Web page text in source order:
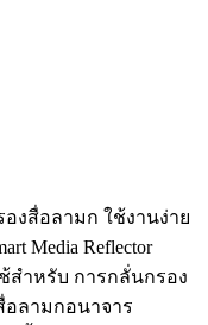
องสื่อลามก ใช้งานง่าย
Media Reflector
สำหรับ การกลั่นกรอง
อลามกอนาจาร